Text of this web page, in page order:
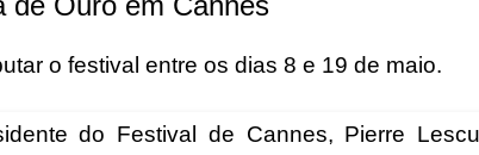
o festival entre os dias 8 e 19 de maio.